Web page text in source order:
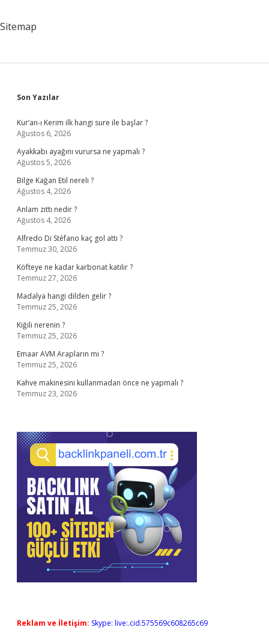
Sitemap
Sidebar
Son Yazılar
Kur’an-ı Kerim ilk hangi sure ile başlar ?
Ağustos 6, 2026
Ayakkabı ayağını vurursa ne yapmalı ?
Ağustos 5, 2026
Bilge Kağan Etil nereli ?
Ağustos 4, 2026
Anlam zıttı nedir ?
Ağustos 4, 2026
Alfredo Di Stéfano kaç gol attı ?
Temmuz 30, 2026
Köfteye ne kadar karbonat katılır ?
Temmuz 27, 2026
Madalya hangi dilden gelir ?
Temmuz 25, 2026
Kiğili nerenin ?
Temmuz 25, 2026
Emaar AVM Arapların mı ?
Temmuz 25, 2026
Kahve makinesini kullanmadan önce ne yapmalı ?
Temmuz 23, 2026
Reklam ve İletişim: Skype: live:.cid.575569c608265c69